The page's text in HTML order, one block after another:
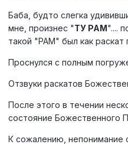
Баба, будто слегка
мне, произнес "ТУ РАМ"....
такой "РАМ" был как раскат
Проснулся с полным
Отзвуки раскатов
После этого в течении
состояние Божественного
К сожалению, непонимание